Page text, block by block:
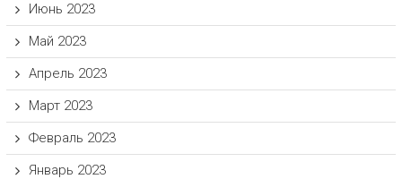
Июнь 2023
Май 2023
Апрель 2023
Март 2023
Февраль 2023
Январь 2023